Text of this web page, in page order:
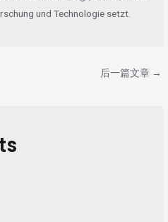
und Technologie setzt.
后一篇文章 →